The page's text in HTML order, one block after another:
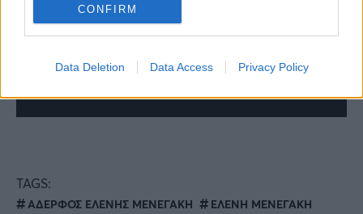
CONFIRM
Data Deletion Data Access Privacy Policy
TAGS:
ΑΔΕΡΦΟΣ ΕΛΕΝΗΣ ΜΕΝΕΓΑΚΗ
ΕΛΕΝΗ ΜΕΝΕΓΑΚΗ